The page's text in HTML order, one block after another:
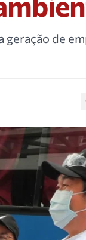
geração de